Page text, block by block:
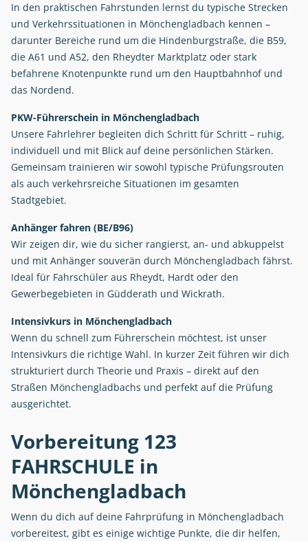
In den praktischen Fahrstunden lernst du typische Strecken
und Verkehrssituationen in Mönchengladbach kennen –
darunter Bereiche rund um die Hindenburgstraße, die B59,
die A61 und A52, den Rheydter Marktplatz oder stark
befahrene Knotenpunkte rund um den Hauptbahnhof und
das Nordend.
PKW-Führerschein in Mönchengladbach
Unsere Fahrlehrer begleiten dich Schritt für Schritt – ruhig,
individuell und mit Blick auf deine persönlichen Stärken.
Gemeinsam trainieren wir sowohl typische Prüfungsrouten
als auch verkehrsreiche Situationen im gesamten
Stadtgebiet.
Anhänger fahren (BE/B96)
Wir zeigen dir, wie du sicher rangierst, an- und abkuppelst
und mit Anhänger souverän durch Mönchengladbach fährst.
Ideal für Fahrschüler aus Rheydt, Hardt oder den
Gewerbegebieten in Güdderath und Wickrath.
Intensivkurs in Mönchengladbach
Wenn du schnell zum Führerschein möchtest, ist unser
Intensivkurs die richtige Wahl. In kurzer Zeit führen wir dich
strukturiert durch Theorie und Praxis – direkt auf den
Straßen Mönchengladbachs und perfekt auf die Prüfung
ausgerichtet.
Vorbereitung 123
FAHRSCHULE in
Mönchengladbach
Wenn du dich auf deine Fahrprüfung in Mönchengladbach
vorbereitest, gibt es einige wichtige Punkte, die dir helfen,